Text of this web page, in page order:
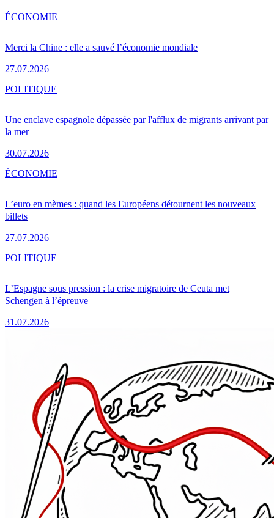
Merci la Chine : elle a sauvé l’économie mondiale
27.07.2026
ÉCONOMIE
Une enclave espagnole dépassée par l'afflux de migrants arrivant par
la mer
30.07.2026
POLITIQUE
L’euro en mèmes : quand les Européens détournent les nouveaux
billets
27.07.2026
ÉCONOMIE
L’Espagne sous pression : la crise migratoire de Ceuta met
Schengen à l’épreuve
31.07.2026
POLITIQUE